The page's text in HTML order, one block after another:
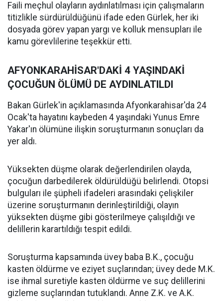
Faili meçhul olayların aydınlatılması için çalışmaların
titizlikle sürdürüldüğünü ifade eden Gürlek, her iki
dosyada görev yapan yargı ve kolluk mensupları ile
kamu görevlilerine teşekkür etti.
AFYONKARAHİSAR'DAKİ 4 YAŞINDAKİ
ÇOCUĞUN ÖLÜMÜ DE AYDINLATILDI
Bakan Gürlek'in açıklamasında Afyonkarahisar'da 24
Ocak'ta hayatını kaybeden 4 yaşındaki Yunus Emre
Yakar'ın ölümüne ilişkin soruşturmanın sonuçları da
yer aldı.
Yüksekten düşme olarak değerlendirilen olayda,
çocuğun darbedilerek öldürüldüğü belirlendi. Otopsi
bulguları ile şüpheli ifadeleri arasındaki çelişkiler
üzerine soruşturmanın derinleştirildiği, olayın
yüksekten düşme gibi gösterilmeye çalışıldığı ve
delillerin karartıldığı tespit edildi.
Soruşturma kapsamında üvey baba B.K., çocuğu
kasten öldürme ve eziyet suçlarından; üvey dede M.K.
ise ihmal suretiyle kasten öldürme ve suç delillerini
gizleme suçlarından tutuklandı. Anne Z.K. ve A.K.